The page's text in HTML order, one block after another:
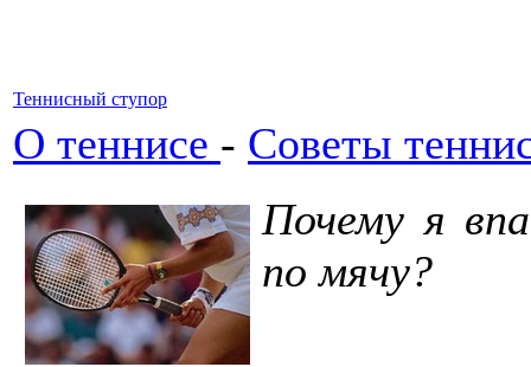
Теннисный ступор
О теннисе - Советы
Почему я
по мячу?